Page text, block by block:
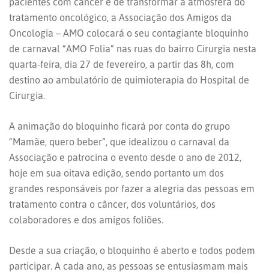
tratamento oncológico, a Associação dos Amigos da
Oncologia – AMO colocará o seu contagiante bloquinho
de carnaval “AMO Folia” nas ruas do bairro Cirurgia nesta
quarta-feira, dia 27 de fevereiro, a partir das 8h, com
destino ao ambulatório de quimioterapia do Hospital de
Cirurgia.
A animação do bloquinho ficará por conta do grupo
“Mamãe, quero beber”, que idealizou o carnaval da
Associação e patrocina o evento desde o ano de 2012,
hoje em sua oitava edição, sendo portanto um dos
grandes responsáveis por fazer a alegria das pessoas em
tratamento contra o câncer, dos voluntários, dos
colaboradores e dos amigos foliões.
Desde a sua criação, o bloquinho é aberto e todos podem
participar. A cada ano, as pessoas se entusiasmam mais